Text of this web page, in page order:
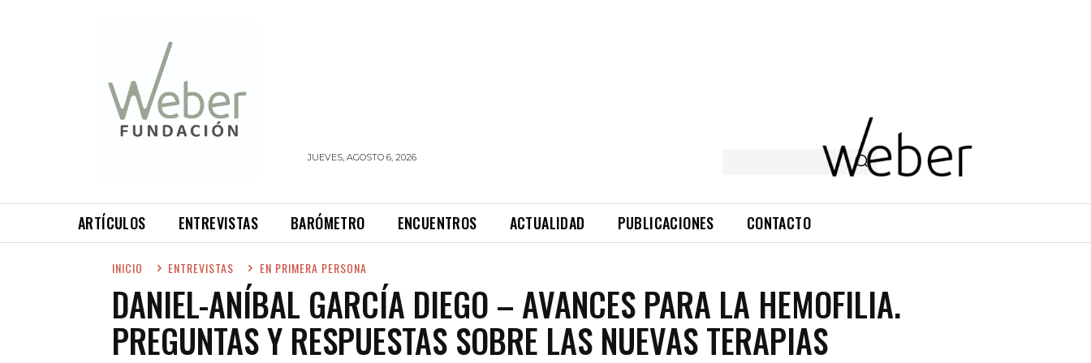
JUEVES, AGOSTO 6, 2026
ARTÍCULOS ENTREVISTAS BARÓMETRO ENCUENTROS ACTUALIDAD PUBLICACIONES CONTACTO
INICIO ENTREVISTAS EN PRIMERA PERSONA
DANIEL-ANÍBAL GARCÍA DIEGO – AVANCES PARA LA HEMOFILIA.
PREGUNTAS Y RESPUESTAS SOBRE LAS NUEVAS TERAPIAS